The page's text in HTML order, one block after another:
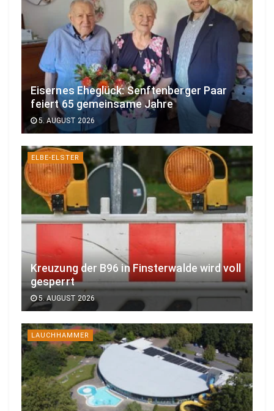
Eisernes Eheglück: Senftenberger Paar
feiert 65 gemeinsame Jahre
5. AUGUST 2026
ELBE-ELSTER
Kreuzung der B96 in Finsterwalde wird voll
gesperrt
5. AUGUST 2026
LAUCHHAMMER